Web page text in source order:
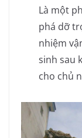
Là một
phá dỡ
nhiệm
sinh sau
cho chủ